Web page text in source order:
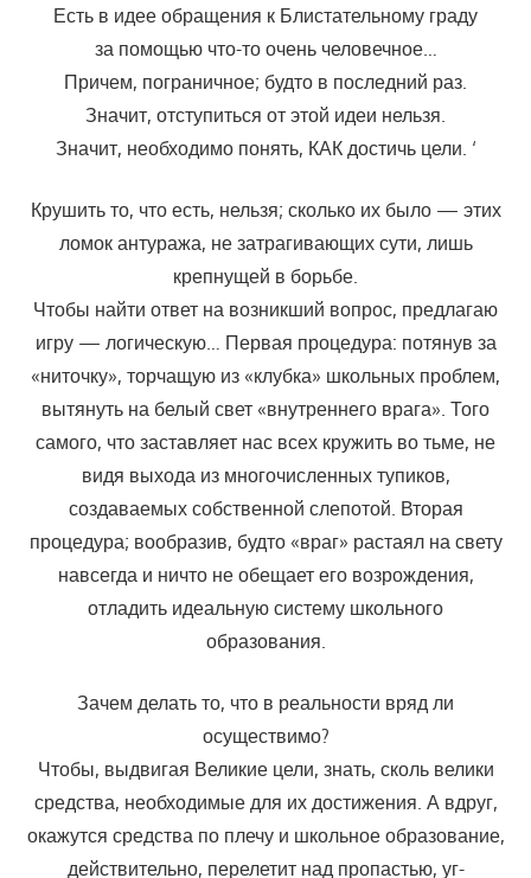
Есть в идее обращения к Блистательному граду
за помощью что-то очень человечное…
Причем, пограничное; будто в последний раз.
Значит, отступиться от этой идеи нельзя.
Значит, необходимо понять, КАК достичь цели. ‘
Крушить то, что есть, нельзя; сколько их было — этих
ломок анту­ража, не затрагивающих сути, лишь
крепнущей в борьбе.
Чтобы найти ответ на возникший вопрос, предлагаю
игру — логи­ческую… Первая процедура: потянув за
«ниточку», торчащую из «клубка» школьных проблем,
вытянуть на белый свет «внутреннего врага». Того
самого, что заставляет нас всех кружить во тьме, не
видя выхода из многочисленных тупиков,
создаваемых собственной слепотой. Вторая
процедура; вообразив, будто «враг» растаял на свету
навсегда и ничто не обещает его возрождения,
отладить идеальную систему школьного
образования.
Зачем делать то, что в реальности вряд ли
осуществимо?
Чтобы, выдвигая Великие цели, знать, сколь велики
средства, не­обходимые для их достижения. А вдруг,
окажутся средства по плечу и школьное образование,
действительно, перелетит над пропастью, уг­